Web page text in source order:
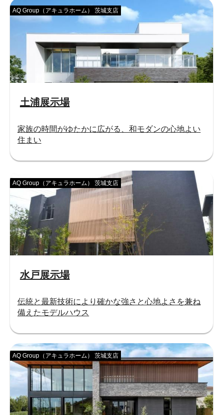
土浦展示場
AQ Group（アキュラホーム） 茨城支店
家族の時間がゆたかに広がる、和モダンの心地よい
住まい
水戸展示場
AQ Group（アキュラホーム） 茨城支店
伝統と最新技術により確かな強さと心地よさを兼ね
備えたモデルハウス
AQ Group（アキュラホーム） 茨城支店